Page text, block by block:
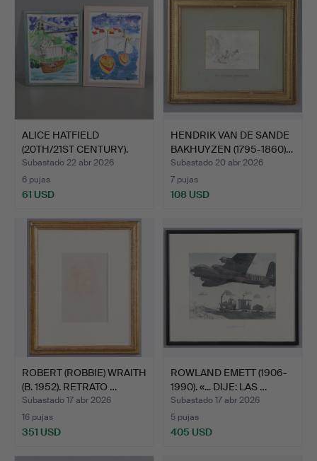
ALICE HATFIELD
(20TH/21ST CENTURY).
“HOIST…
Subastado 22 abr 2026
6 pujas
61 USD
HENDRIK VAN DE SANDE
BAKHUYZEN (1795-1860)…
Subastado 20 abr 2026
7 pujas
108 USD
ROBERT (ROBBIE) WRAITH
(B. 1952). RETRATO …
Subastado 17 abr 2026
16 pujas
351 USD
ROWLAND EMETT (1906-
1990). «... DIJE: LAS …
Subastado 17 abr 2026
5 pujas
405 USD